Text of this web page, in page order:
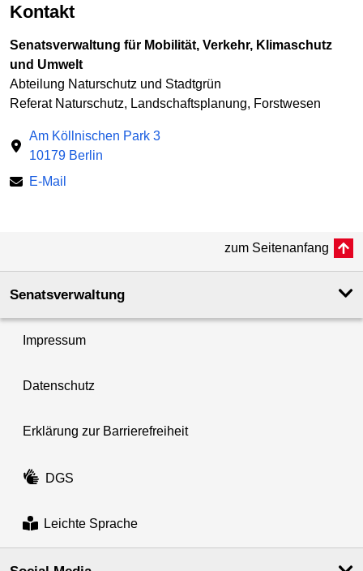
Kontakt
Senatsverwaltung für Mobilität, Verkehr, Klimaschutz
und Umwelt
Abteilung Naturschutz und Stadtgrün
Referat Naturschutz, Landschaftsplanung, Forstwesen
Am Köllnischen Park 3
10179 Berlin
E-Mail
zum Seitenanfang
Senatsverwaltung
Impressum
Datenschutz
Erklärung zur Barrierefreiheit
DGS
Leichte Sprache